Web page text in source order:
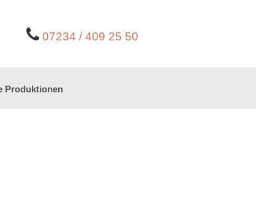
07234 / 409 25 50
Produktionen